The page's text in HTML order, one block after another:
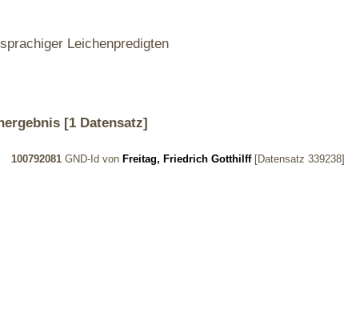
Leichenpredigten
[1 Datensatz]
100792081 GND-Id von Freitag, Friedrich Gotthilff[Datensatz 339238]